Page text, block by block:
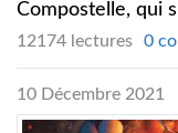
Compostelle, qui
12174 lectures 0
10 Décembre 2021